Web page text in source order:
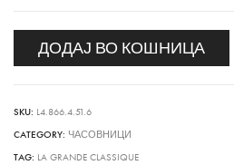
ДОДАЈ ВО КОШНИЦА
SKU: L4.866.4.51.6
CATEGORY: ЧАСОВНИЦИ
TAG: LA GRANDE CLASSIQUE